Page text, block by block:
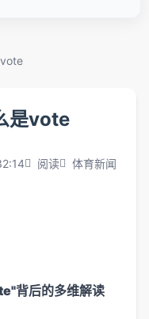
是vote
阅读 体育新闻
背后的多维解读